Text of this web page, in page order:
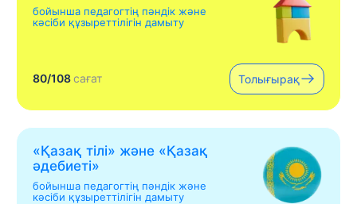
бойынша педагогтің пәндік және
кәсіби құзыреттілігін дамыту
80/108сағат Толығырақ
«Қазақ тілі» жəне «Қазақ
əдебиеті»
бойынша педагогтің пәндік және
кәсіби құзыреттілігін дамыту